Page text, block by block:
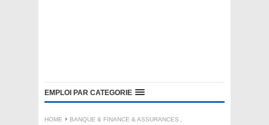
EMPLOI PAR CATEGORIE
HOME BANQUE & FINANCE & ASSURANCES ,